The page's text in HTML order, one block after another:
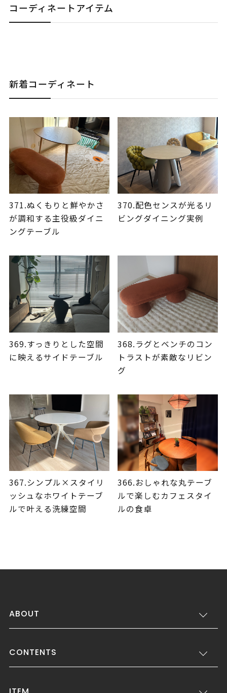
コーディネートアイテム
新着コーディネート
371.ぬくもりと鮮やかさ
が調和する主役級ダイニ
ングテーブル
370.配色センスが光るリ
ビングダイニング実例
369.すっきりとした空間
に映えるサイドテーブル
368.ラグとベンチのコン
トラストが素敵なリビン
グ
367.シンプル×スタイリ
ッシュなホワイトテーブ
ルで叶える洗練空間
366.おしゃれな丸テーブ
ルで楽しむカフェスタイ
ルの食卓
ABOUT
CONTENTS